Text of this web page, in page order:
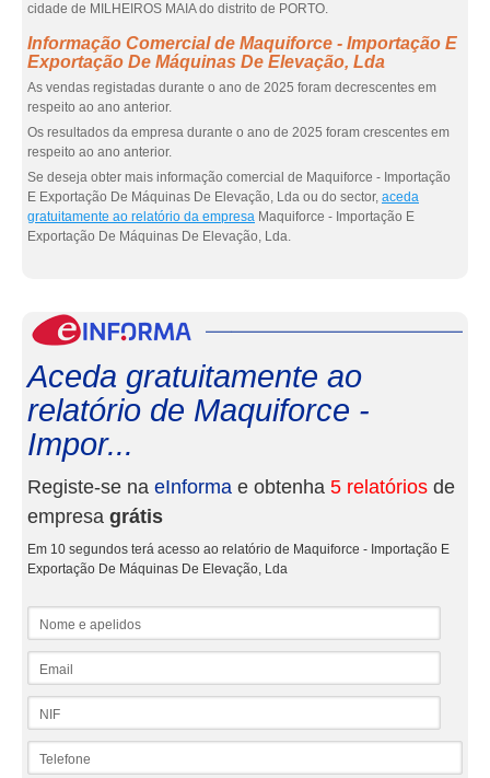
cidade de MILHEIROS MAIA do distrito de PORTO.
Informação Comercial de Maquiforce - Importação E
Exportação De Máquinas De Elevação, Lda
As vendas registadas durante o ano de 2025 foram decrescentes em
respeito ao ano anterior.
Os resultados da empresa durante o ano de 2025 foram crescentes em
respeito ao ano anterior.
Se deseja obter mais informação comercial de Maquiforce - Importação
E Exportação De Máquinas De Elevação, Lda ou do sector, aceda
gratuitamente ao relatório da empresa Maquiforce - Importação E
Exportação De Máquinas De Elevação, Lda.
Aceda gratuitamente ao
relatório de Maquiforce -
Impor...
Registe-se na eInforma e obtenha 5 relatórios de
empresa grátis
Em 10 segundos terá acesso ao relatório de Maquiforce - Importação E
Exportação De Máquinas De Elevação, Lda